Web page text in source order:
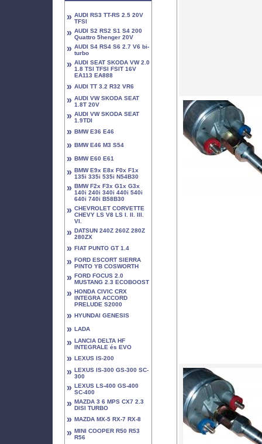
» AUDI RS3 TT-RS 2.5 20V
TFSI
» AUDI S2 RS2 S1 S4 200
Quattro 5henger 20V
» AUDI S4 RS4 S6 2.7 V6 bi-
turbo
» AUDI SEAT SKODA VW 2.0
1.8 TSI TFSI FSIT 16V
EA113 EA888
» AUDI TT 3.2 R32 VR6
» AUDI VW SKODA SEAT
1.8T 20V
» AUDI VW SKODA SEAT
1.9TDI
» BMW E36 E46
» BMW E46 M3 S54
» BMW E60 E61
» BMW E9x E8x F0x F1x
135i 335i 535i N54B30
» BMW F2x F3x G1x G3x
140i 240i 340i 440i 540i
640i 740i B58B30
» CHEVROLET CORVETTE
CHEVY LS V8 LS I. II. III.
VI.
» DATSUN 240Z 260Z 280Z
280ZX
» FIAT PUNTO GT 1.4
» FORD ESCORT SIERRA
PINTO YB COSWORTH
» FORD FOCUS 2.0
MUSTANG 2.3 ECOBOOST
» HONDA CIVIC CRX
INTEGRA ACCORD
PRELUDE S2000
» HYUNDAI GENESIS
» LADA
» LANCIA DELTA HF
INTEGRALE és EVO
» LEXUS IS-200
» LEXUS IS-300 GS-300 SC-
300
» LEXUS LS-400 GS-400
SC-400
» MAZDA 3 6 MPS CX7 2.3
DISI TURBO
» MAZDA MX-5 RX-7 RX-8
» MINI COOPER R50 R53
R56